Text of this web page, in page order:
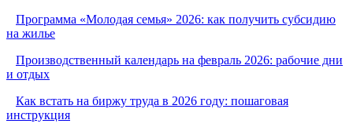
Программа «Молодая семья» 2026: как получить субсидию
на жилье
Производственный календарь на февраль 2026: рабочие дни
и отдых
Как встать на биржу труда в 2026 году: пошаговая
инструкция